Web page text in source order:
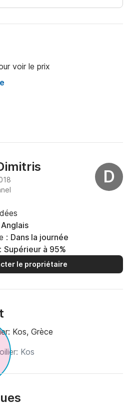
voir le prix
D
Anglais
: Dans la journée
Supérieur à 95%
le propriétaire
Kos, Grèce